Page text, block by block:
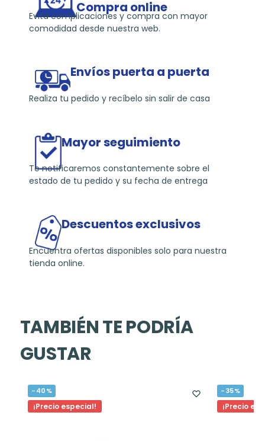
Compra online
Evita complicaciones y compra con mayor
comodidad desde nuestra web.
Envíos puerta a puerta
Realiza tu pedido y recíbelo sin salir de casa
Mayor seguimiento
Te notificaremos constantemente sobre el
estado de tu pedido y su fecha de entrega
Descuentos exclusivos
Encuentra ofertas disponibles solo para nuestra
tienda online.
TAMBIÉN TE PODRÍA
GUSTAR
-40%
¡Precio especial!
-35%
¡Precio